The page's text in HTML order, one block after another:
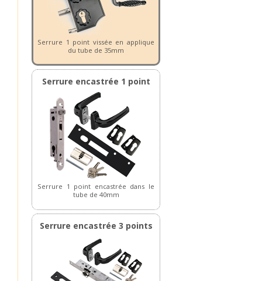
Serrure 1 point vissée en applique
du tube de 35mm
Serrure encastrée 1 point
Serrure 1 point encastrée dans le
tube de 40mm
Serrure encastrée 3 points